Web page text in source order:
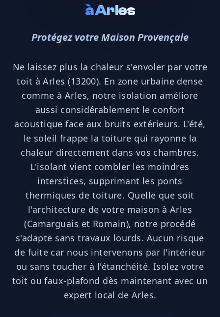
àArles
Protégez votre Maison Provençale
Ne laissez plus la chaleur s'envoler par votre
toit à Arles (13200). En zone urbaine dense
comme à Arles, notre isolation améliore
aussi considérablement le confort
acoustique face aux bruits extérieurs. L'été,
le soleil frappe la toiture qui rayonne la
chaleur directement dans vos chambres.
L'isolant vient combler les moindres
interstices, supprimant les ponts
thermiques de toiture. Quelle que soit
l'architecture de votre maison à Arles
(Camarguais et Romain), notre procédé
s'adapte sans travaux lourds. Aucun risque
de fuite car nous intervenons par l'intérieur
ou sans toucher à l'étanchéité. Isolez votre
toit ou faux-plafond dès maintenant avec un
expert local de Arles.